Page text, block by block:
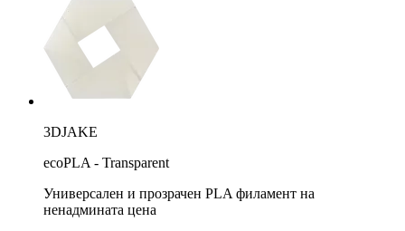
3DJAKE
ecoPLA - Transparent
Универсален и прозрачен PLA филамент на
ненадмината цена